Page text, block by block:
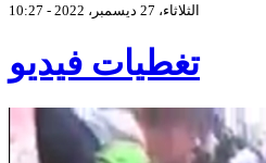
الثلاثاء، 27 ديسمبر، 2022 - 10:27
تغطيات فيديو